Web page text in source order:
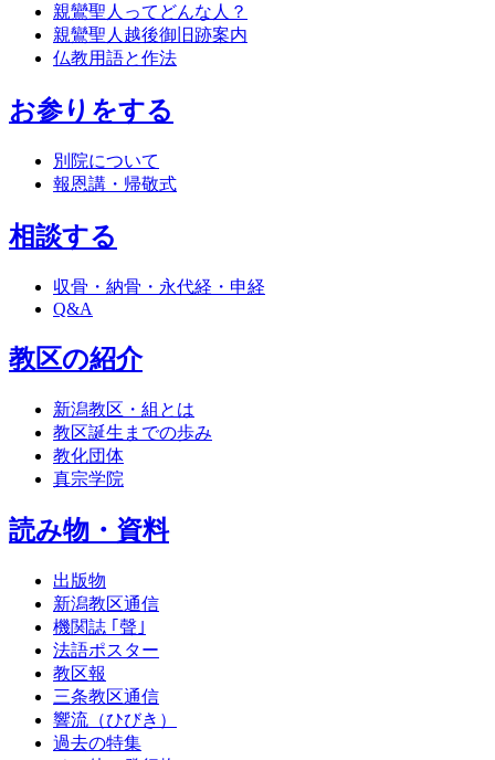
親鸞聖人ってどんな人？
親鸞聖人越後御旧跡案内
仏教用語と作法
お参りをする
別院について
報恩講・帰敬式
相談する
収骨・納骨・永代経・申経
Q&A
教区の紹介
新潟教区・組とは
教区誕生までの歩み
教化団体
真宗学院
読み物・資料
出版物
新潟教区通信
機関誌 ｢聲｣
法語ポスター
教区報
三条教区通信
響流（ひびき）
過去の特集